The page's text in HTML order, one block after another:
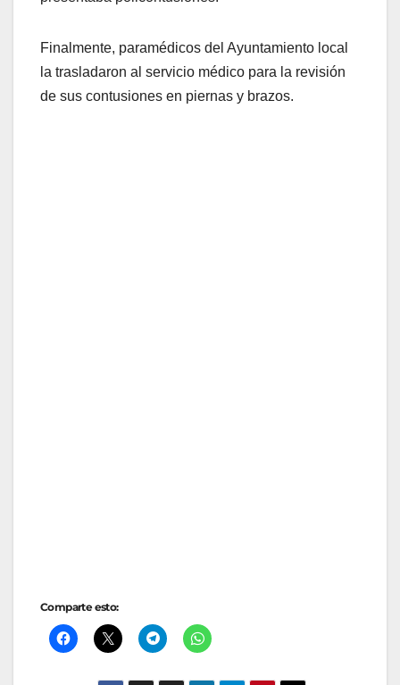
Finalmente, paramédicos del Ayuntamiento local
la trasladaron al servicio médico para la revisión
de sus contusiones en piernas y brazos.
Comparte esto: